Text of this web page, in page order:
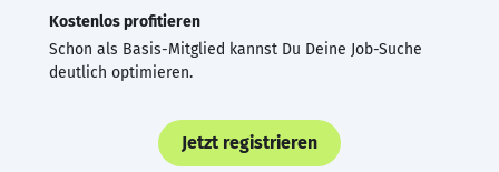
Kostenlos profitieren
Schon als Basis-Mitglied kannst Du Deine Job-Suche
deutlich optimieren.
Jetzt registrieren